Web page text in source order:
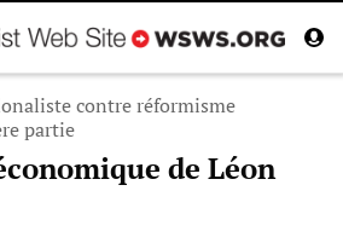
contre réformisme
partie
de Léon